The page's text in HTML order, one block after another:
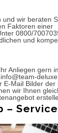
und wir beraten
Faktoren einer
0800/
und
Anliegen gern
E-Mail Bilder der
wir Ihnen
–